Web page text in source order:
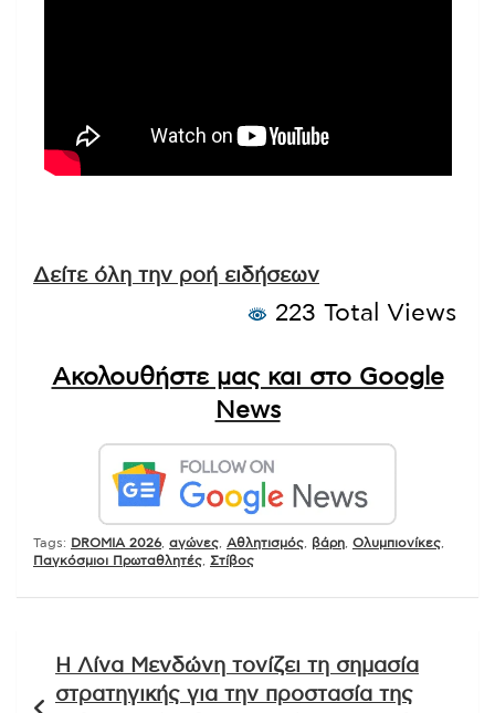
Δείτε όλη την ροή ειδήσεων
223 Total Views
Ακολουθήστε μας και στο Google
News
Tags: DROMIA 2026, αγώνες Αθλητισμός βάρη Ολυμπιονίκες
Παγκόσμιοι Πρωταθλητές
Στίβος
άρθρων
Η Λίνα Μενδώνη τονίζει τη σημασία
στρατηγικής για την προστασία της